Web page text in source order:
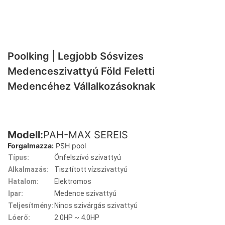
Poolking | Legjobb Sósvizes
Medenceszivattyú Föld Feletti
Medencéhez Vállalkozásoknak
Modell:PAH-MAX SEREIS
Forgalmazza: PSH pool
Típus:
Önfelszívó szivattyú
Alkalmazás:
Tisztított vízszivattyú
Hatalom:
Elektromos
Ipar:
Medence szivattyú
Teljesítmény: Nincs szivárgás szivattyú
Lóerő:
2.0HP ~ 4.0HP